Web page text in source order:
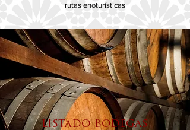
rutas enoturísticas
LISTADO BODEGAS